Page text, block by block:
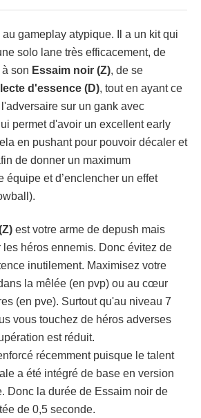
gameplay atypique. Il a un kit qui
solo lane très efficacement, de
son Essaim noir (Z), de se
d'essence (D), tout en ayant ce
sur un gank avec
permet d'avoir un excellent early
en pushant pour pouvoir décaler et
de donner un maximum
équipe et d’enclencher un effet
est votre arme de depush mais
héros ennemis. Donc évitez de
inutilement. Maximisez votre
la mêlée (en pvp) ou au cœur
(en pve). Surtout qu'au niveau 7
vous touchez de héros adverses
est réduit.
récemment puisque le talent
a été intégré de base en version
Donc la durée de Essaim noir de
de 0,5 seconde.